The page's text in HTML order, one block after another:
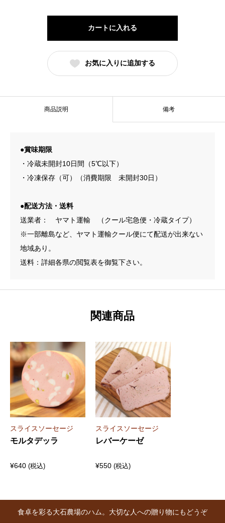
ヨ
ナ
ー
カートに入れる
お気に入りに追加する
商品説明 備考
●賞味期限
・冷蔵未開封10日間（5℃以下）
・冷凍保存（可）（消費期限 未開封30日）
●配送方法・送料
送業者： ヤマト運輸 （クール宅急便・冷蔵タイプ）
※一部離島など、ヤマト運輸クール便にて配送が出来ない
地域あり。
送料：詳細各県の閲覧表を御覧下さい。
関連商品
スライスソーセージ
モルタデッラ
¥640 (税込)
スライスソーセージ
レバーケーゼ
¥550 (税込)
食卓を彩る大石農場のハム。大切な人への贈り物にもどうぞ